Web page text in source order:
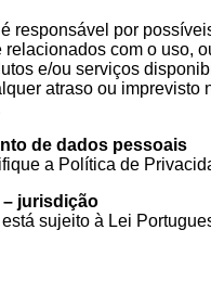
responsável por
relacionados com o uso,
e/ou serviços
atraso ou imprevisto
de dados pessoais
a Política de
– jurisdição
está sujeito à Lei